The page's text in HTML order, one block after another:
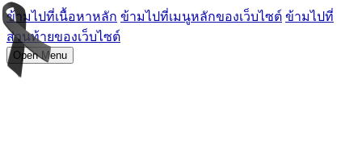
ข้ามไปที่เนื้อหาหลัก ข้ามไปที่เมนูหลักของเว็บไซต์ ข้ามไปที่
ส่วนท้ายของเว็บไซต์
Open Menu